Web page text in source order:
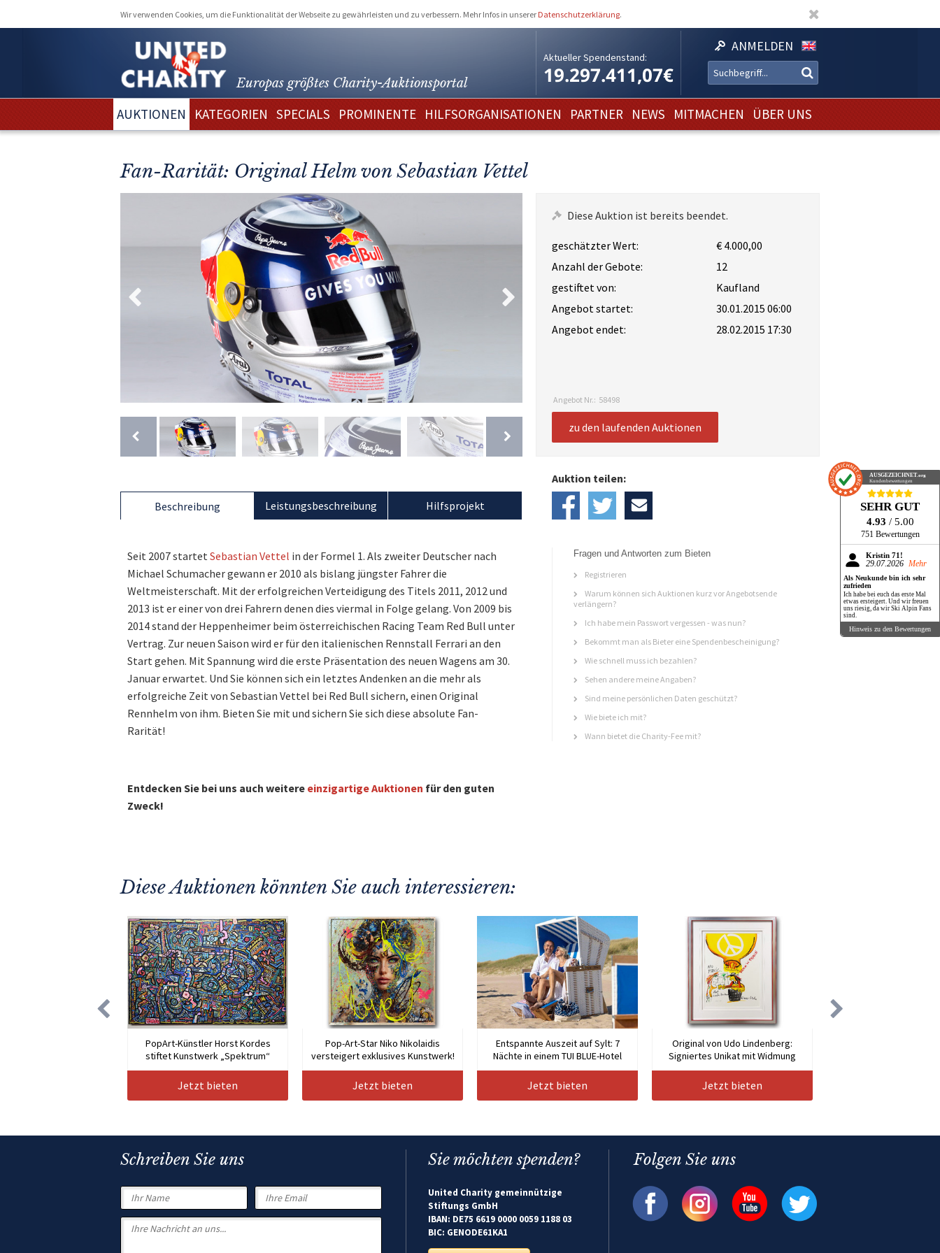
Wir verwenden Cookies, um die Funktionalität der Webseite zu gewährleisten und zu verbessern. Mehr Infos in unserer Datenschutzerklärung.
Europas größtes Charity-Auktionsportal
Aktueller Spendenstand:
19.297.411,07€
ANMELDEN
AUKTIONEN KATEGORIEN SPECIALS PROMINENTE HILFSORGANISATIONEN PARTNER NEWS MITMACHEN ÜBER UNS
Fan-Rarität: Original Helm von Sebastian Vettel
Diese Auktion ist bereits beendet.
geschätzter Wert:
€ 4.000,00
Anzahl der Gebote:
12
gestiftet von:
Kaufland
Angebot startet:
30.01.2015 06:00
Angebot endet:
28.02.2015 17:30
Angebot Nr.: 58498
zu den laufenden Auktionen
Beschreibung
Seit 2007 startetSebastian Vettel in der Formel 1. Als zweiter Deutscher nach
Michael Schumacher gewann er 2010 als bislang jüngster Fahrer die
Weltmeisterschaft. Mit der erfolgreichen Verteidigung des Titels 2011, 2012 und
2013 ist er einer von drei Fahrern denen dies viermal in Folge gelang. Von 2009 bis
2014 stand der Heppenheimer beim österreichischen Racing Team Red Bull unter
Vertrag. Zur neuen Saison wird er für den italienischen Rennstall Ferrari an den
Start gehen. Mit Spannung wird die erste Präsentation des neuen Wagens am 30.
Januar erwartet. Und Sie können sich ein letztes Andenken an die mehr als
erfolgreiche Zeit von Sebastian Vettel bei Red Bull sichern, einen Original
Rennhelm von ihm. Bieten Sie mit und sichern Sie sich diese absolute Fan-
Rarität!
Entdecken Sie bei uns auch weitere einzigartige Auktionen für den guten
Zweck!
Leistungsbeschreibung Hilfsprojekt
Auktion teilen:
Fragen und Antworten zum Bieten
Registrieren
Warum können sich Auktionen kurz vor Angebotsende
verlängern?
Ich habe mein Passwort vergessen - was nun?
Bekommt man als Bieter eine Spendenbescheinigung?
Wie schnell muss ich bezahlen?
Sehen andere meine Angaben?
Sind meine persönlichen Daten geschützt?
Wie biete ich mit?
Wann bietet die Charity-Fee mit?
Diese Auktionen könnten Sie auch interessieren:
PopArt-Künstler Horst Kordes
stiftet Kunstwerk „Spektrum“
Jetzt bieten
Pop-Art-Star Niko Nikolaidis
versteigert exklusives Kunstwerk!
Jetzt bieten
Entspannte Auszeit auf Sylt: 7
Nächte in einem TUI BLUE-Hotel
Jetzt bieten
Original von Udo Lindenberg:
Signiertes Unikat mit Widmung
Jetzt bieten
Schreiben Sie uns Sie möchten spenden?
United Charity gemeinnützige
Stiftungs GmbH
IBAN: DE75 6619 0000 0059 1188 03
BIC: GENODE61KA1
Folgen Sie uns
AUSGEZEICHNET .org
Kundenbewertungen
SEHR GUT
4.93 / 5.00
751 Bewertungen
Kristin 71!
29.07.2026 Mehr
Als Neukunde bin ich sehr
zufrieden
Ich habe bei euch das erste Mal
etwas ersteigert. Und wir freuen
uns riesig, da wir Ski Alpin Fans
sind.
Hinweis zu den Bewertungen